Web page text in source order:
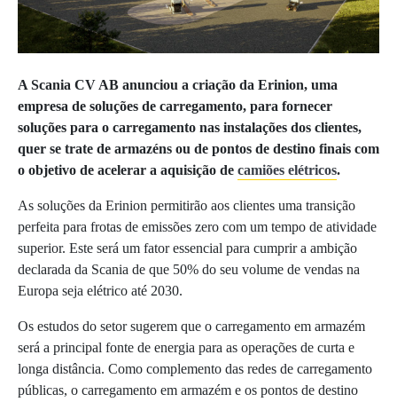
A Scania CV AB anunciou a criação da Erinion, uma
empresa de soluções de carregamento, para fornecer
soluções para o carregamento nas instalações dos clientes,
quer se trate de armazéns ou de pontos de destino finais com
o objetivo de acelerar a aquisição de camiões elétricos.
As soluções da Erinion permitirão aos clientes uma transição
perfeita para frotas de emissões zero com um tempo de atividade
superior. Este será um fator essencial para cumprir a ambição
declarada da Scania de que 50% do seu volume de vendas na
Europa seja elétrico até 2030.
Os estudos do setor sugerem que o carregamento em armazém
será a principal fonte de energia para as operações de curta e
longa distância. Como complemento das redes de carregamento
públicas, o carregamento em armazém e os pontos de destino